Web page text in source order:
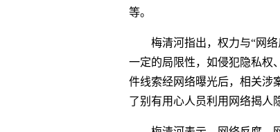
等。
梅清河指出，权力与“网络
一定的局限性，如侵犯隐私权
件线索经网络曝光后，相关涉
了别有用心人员利用网络揭人